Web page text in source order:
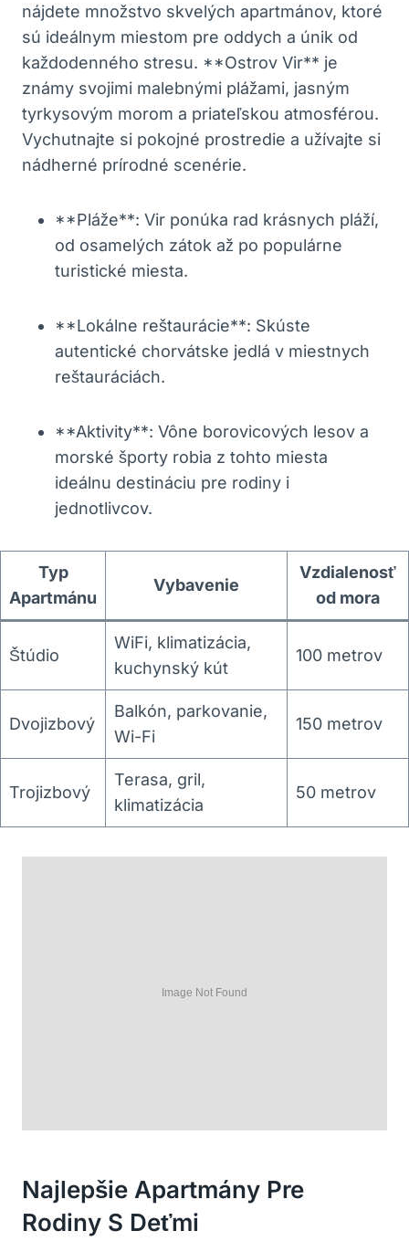
nájdete množstvo skvelých apartmánov, ktoré
sú ideálnym miestom pre oddych a únik od
každodenného stresu. **Ostrov Vir** je
známy svojimi malebnými plážami, jasným
tyrkysovým morom a priateľskou atmosférou.
Vychutnajte si pokojné prostredie a užívajte si
nádherné prírodné scenérie.
**Pláže**: Vir ponúka rad krásnych pláží,
od osamelých zátok až po populárne
turistické miesta.
**Lokálne reštaurácie**: Skúste
autentické chorvátske jedlá v miestnych
reštauráciách.
**Aktivity**: Vône borovicových lesov a
morské športy robia z tohto miesta
ideálnu destináciu pre rodiny i
jednotlivcov.
Typ
Apartmánu
Vybavenie
Vzdialenosť
od mora
Štúdio
WiFi, klimatizácia,
kuchynský kút
100 metrov
Dvojizbový
Balkón, parkovanie,
Wi-Fi
150 metrov
Trojizbový
Terasa, gril,
klimatizácia
50 metrov
Najlepšie Apartmány Pre
Rodiny S Deťmi